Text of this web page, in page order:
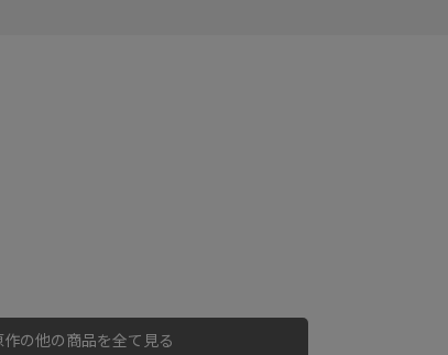
作の他の商品を全て見る